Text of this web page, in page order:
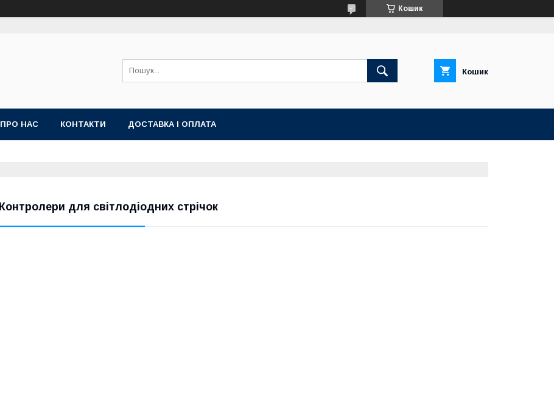
Кошик
Кошик
ПРО НАС КОНТАКТИ ДОСТАВКА І ОПЛАТА
Контролери для світлодіодних стрічок